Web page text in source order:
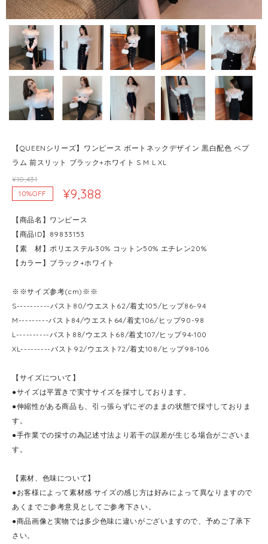
【QUEENシリーズ】ワンピース ボートネックデザイン 黒白配色 ペプ
ラム 前スリット ブラック+ホワイト S M L XL
¥10,431
10%OFF
¥9,388
【商品名】ワンピース
【商品ID】89833153
【素 材】ポリエステル30% コットン50% エチレン20%
【カラー】ブラック+ホワイト
※※サイズ参考(cm)※※
S----------バスト80/ウエスト62/着丈105/ヒップ86-94
M---------バスト84/ウエスト64/着丈106/ヒップ90-98
L----------バスト88/ウエスト68/着丈107/ヒップ94-100
XL---------バスト92/ウエスト72/着丈108/ヒップ98-106
【サイズについて】
●サイズは平置きで実寸サイズを採寸しております。
●伸縮性がある商品も、引っ張らずにぞのままの状態で採寸しておりま
す。
●手作業での採寸の為記述寸法より若干の誤差が生じる場合がございま
す。
【素材、色味について】
●お客様によって素材感·サイズの感じ方は好みによって異なりますので
あくまでご参考意見としてご参考下さい。
●商品画像と実物では多少色味に違いがございますので、予めご了承下
さい。